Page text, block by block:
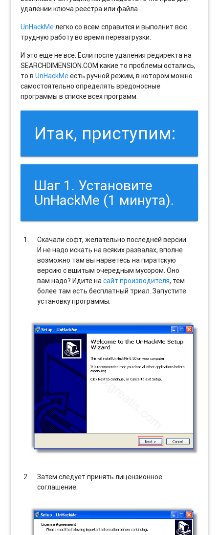
удалении ключа реестра или файла.
UnHackMeлегко со всем справится и выполнит всю
трудную работу во время перезагрузки.
И это еще не все. Если после удаления редиректа на
SEARCHDIMENSION.COM какие то проблемы остались,
то вUnHackMeесть ручной режим, в котором можно
самостоятельно определять вредоносные
программы в списке всех программ.
Итак, приступим:
Шаг 1. Установите
UnHackMe (1 минута).
Скачали софт, желательно последней версии.
И не надо искать на всяких развалах, вполне
возможно там вы нарветесь на пиратскую
версию с вшитым очередным мусором. Оно
вам надо? Идите насайт производителя, тем
более там есть бесплатный триал. Запустите
установку программы.
Затем следует принять лицензионное
соглашение.